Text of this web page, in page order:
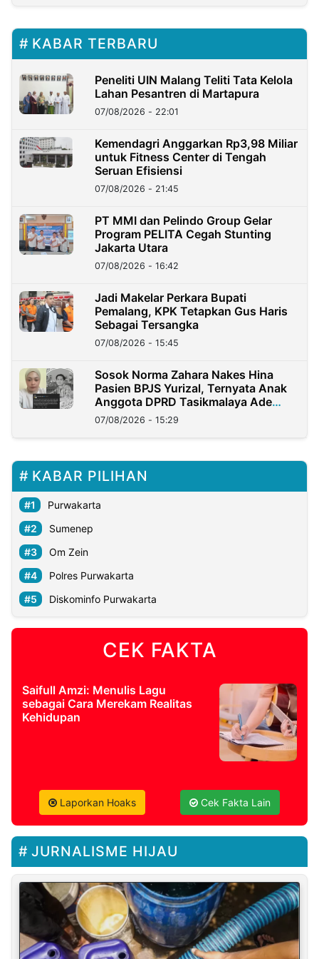
KABAR TERBARU
Peneliti UIN Malang Teliti Tata Kelola
Lahan Pesantren di Martapura
07/08/2026 - 22:01
Kemendagri Anggarkan Rp3,98 Miliar
untuk Fitness Center di Tengah
Seruan Efisiensi
07/08/2026 - 21:45
PT MMI dan Pelindo Group Gelar
Program PELITA Cegah Stunting
Jakarta Utara
07/08/2026 - 16:42
Jadi Makelar Perkara Bupati
Pemalang, KPK Tetapkan Gus Haris
Sebagai Tersangka
07/08/2026 - 15:45
Sosok Norma Zahara Nakes Hina
Pasien BPJS Yurizal, Ternyata Anak
Anggota DPRD Tasikmalaya Ade
Lukman
07/08/2026 - 15:29
KABAR PILIHAN
Purwakarta
Sumenep
Om Zein
Polres Purwakarta
Diskominfo Purwakarta
CEK FAKTA
Saifull Amzi: Menulis Lagu
sebagai Cara Merekam Realitas
Kehidupan
Laporkan Hoaks Cek Fakta Lain
JURNALISME HIJAU